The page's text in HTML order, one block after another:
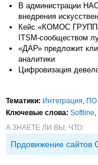
В администрации
внедрения
Кейс «КОМОС
ITSM-сообществом
«ДАР» предложит
аналитики
Цифровизация
Тематики: Интеграция, ПО
Ключевые слова: Softline,
А ЗНАЕТЕ ЛИ ВЫ, ЧТО:
Прдовижение сайтов